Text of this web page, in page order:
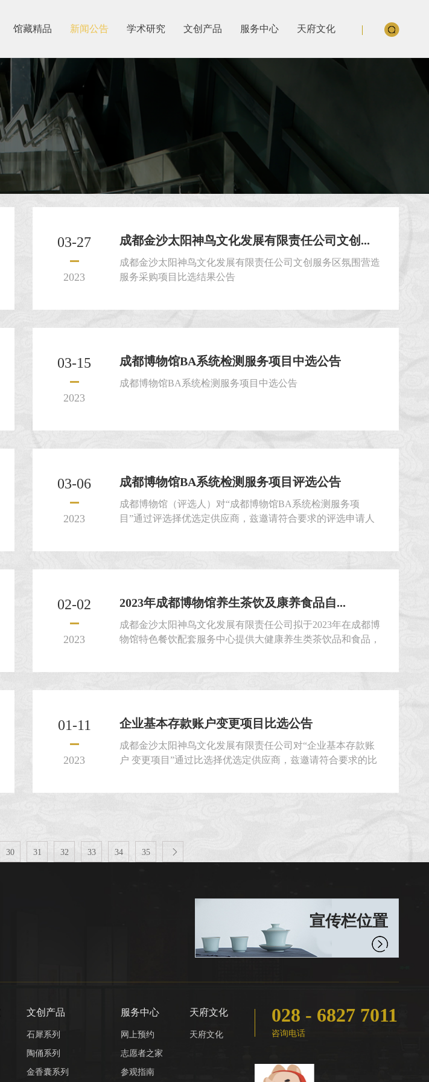
馆藏精品 新闻公告 学术研究 文创产品 服务中心 天府文化
03-27
2023
成都金沙太阳神鸟文化发展有限责任公司文创...
成都金沙太阳神鸟文化发展有限责任公司文创服务区氛围营造
服务采购项目比选结果公告
03-15
2023
成都博物馆BA系统检测服务项目中选公告
成都博物馆BA系统检测服务项目中选公告
03-06
2023
成都博物馆BA系统检测服务项目评选公告
成都博物馆（评选人）对“成都博物馆BA系统检测服务项
目”通过评选择优选定供应商，兹邀请符合要求的评选申请人
在中华人民共和国注册，登记...
02-02
2023
2023年成都博物馆养生茶饮及康养食品自...
成都金沙太阳神鸟文化发展有限责任公司拟于2023年在成都博
物馆特色餐饮配套服务中心提供大健康养生类茶饮品和食品，
博物馆为了...
01-11
2023
企业基本存款账户变更项目比选公告
成都金沙太阳神鸟文化发展有限责任公司对“企业基本存款账
户 变更项目”通过比选择优选定供应商，兹邀请符合要求的比
四、比选申请人资格条...
30 31 32 33 34 35 
宣传栏位置
文创产品
石犀系列
陶俑系列
金香囊系列
服务中心
网上预约
志愿者之家
参观指南
天府文化
天府文化
028 - 6827 7011
咨询电话